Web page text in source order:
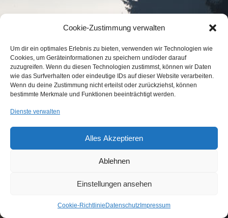
Cookie-Zustimmung verwalten
Um dir ein optimales Erlebnis zu bieten, verwenden wir Technologien wie
Cookies, um Geräteinformationen zu speichern und/oder darauf
zuzugreifen. Wenn du diesen Technologien zustimmst, können wir Daten
wie das Surfverhalten oder eindeutige IDs auf dieser Website verarbeiten.
Wenn du deine Zustimmung nicht erteilst oder zurückziehst, können
bestimmte Merkmale und Funktionen beeinträchtigt werden.
Dienste verwalten
Alles Akzeptieren
Ablehnen
Einstellungen ansehen
Cookie-Richtlinie Datenschutz Impressum
Jagdverband Bayern e.V.
IMPRESSUM
COOKIE-RICHTLINIE (EU)
© 2015 BJV Neumarkt